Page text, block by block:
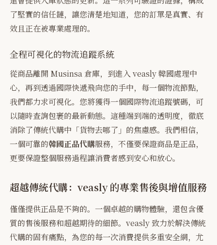
了堅實的信任鏈，讓您清楚地知道，您的訂單是真實、有
效且正在被專業處理的。
全程可視化的物流追蹤系統
從商品離開 Musinsa 倉庫，到進入 veasly 韓國處理中
心，再到透過國際快遞飛向您的手中，每一個物流節點，
我們都力求可視化。您將獲得一個國際物流追蹤號碼，可
以隨時查詢包裹的最新動態。這種端到端的透明度，徹底
消除了傳統代購中「貨物去哪了」的焦慮感。我們相信，
一個可靠的韓國正品代購服務，不僅要保證商品是正品，
更要保證整個服務過程讓消費者感到安心和放心。
超越傳統代購：veasly 的專業售後與增值服務
僅僅提供正品是不夠的。一個卓越的購物體驗，還包含優
質的售後服務和超越期待的細節。veasly 致力於解決傳統
代購的固有痛點，為您的每一次消費提供多重安全網，尤